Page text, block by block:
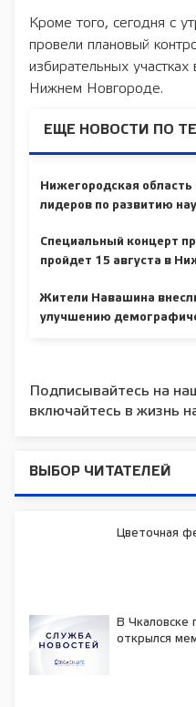
Кроме того, сегодня с
провели плановый
избирательных
Нижнем Новгороде.
ЕЩЕ НОВОСТИ ПО
Нижегородская
лидеров по развитию
Специальный концерт
пройдет 15 августа в
Жители Навашина
улучшению
Подписывайтесь на
включайтесь в жизнь
ВЫБОР ЧИТАТЕЛЕЙ
Цветочная
В Чкаловске
открылся